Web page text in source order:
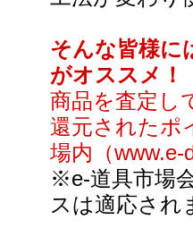
そんな皆様に
がオススメ！
商品を査定し
還元されたポ
場内（
※e-道具市場
スは適応され